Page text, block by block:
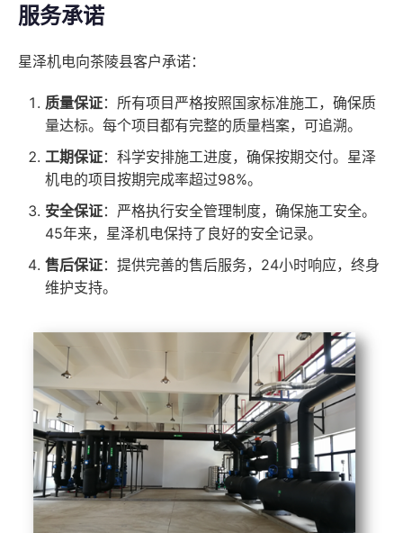
服务承诺
星泽机电向茶陵县客户承诺：
质量保证：所有项目严格按照国家标准施工，确保质
量达标。每个项目都有完整的质量档案，可追溯。
工期保证：科学安排施工进度，确保按期交付。星泽
机电的项目按期完成率超过98%。
安全保证：严格执行安全管理制度，确保施工安全。
45年来，星泽机电保持了良好的安全记录。
售后保证：提供完善的售后服务，24小时响应，终身
维护支持。